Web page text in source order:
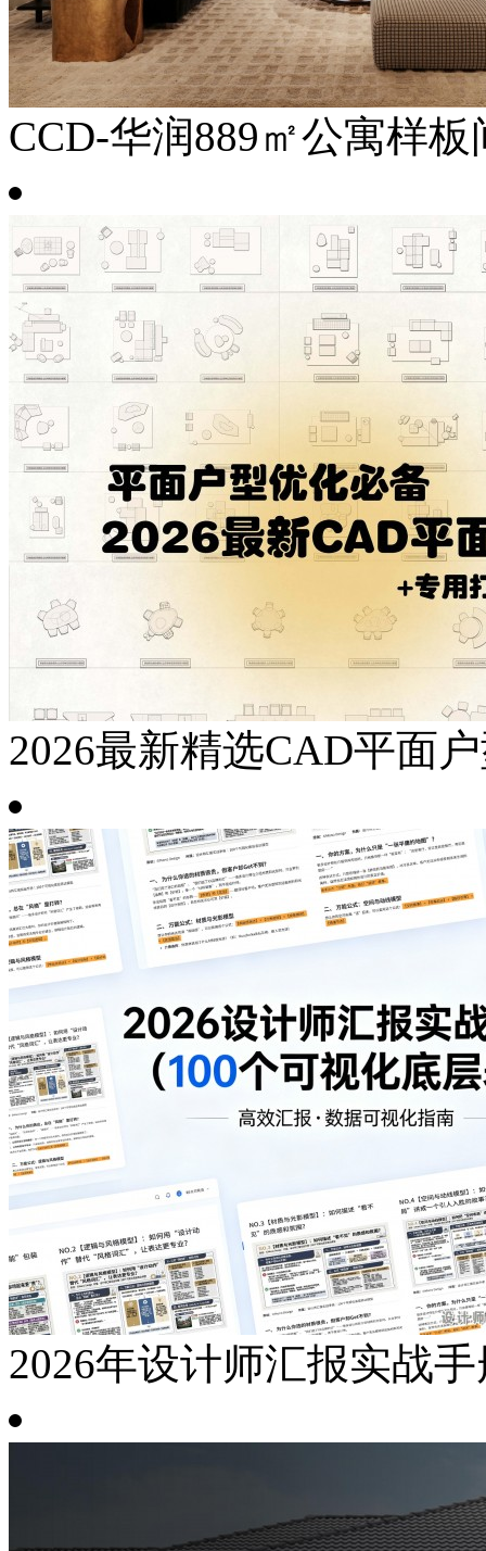
CCD-华润889㎡公寓样板
2026最新精选CAD平面
2026年设计师汇报实战